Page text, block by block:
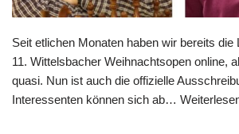
Seit etlichen Monaten haben wir bereits die
11. Wittelsbacher Weihnachtsopen online,
quasi. Nun ist auch die offizielle
Interessenten können sich ab…